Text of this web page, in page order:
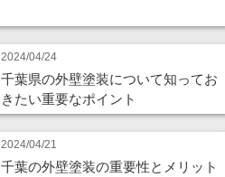
2024/04/24
千葉県の外壁塗装について知ってお
きたい重要なポイント
2024/04/21
千葉の外壁塗装の重要性とメリット